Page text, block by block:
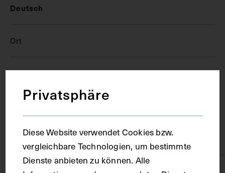
Deutsch
Ort
Florenz
Papier
Technik
Privatsphäre
Diese Website verwendet Cookies bzw.
vergleichbare Technologien, um bestimmte
Dienste anbieten zu können. Alle